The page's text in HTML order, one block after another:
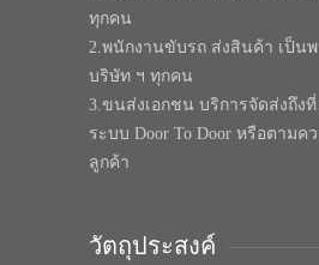
ทุกคน
2.พนักงานขับรถ ส่งสินค้า เป็น
บริษัท ฯ ทุกคน
3.ขนส่งเอกชน บริการจัดส่งถึง
ระบบ Door To Door หรือตามค
ลูกค้า
วัตถุประสงค์